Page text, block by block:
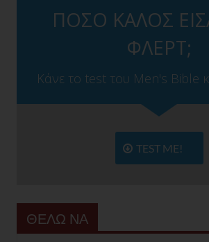
ΠΟΣΟ ΚΑΛΟΣ
ΦΛΕΡΤ;
Κάνε το test του Men's Bible
TEST ME!
ΘΕΛΩ ΝΑ